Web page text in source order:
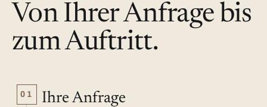
Von Ihrer Anfrage bis
zum Auftritt.
01 Ihre Anfrage